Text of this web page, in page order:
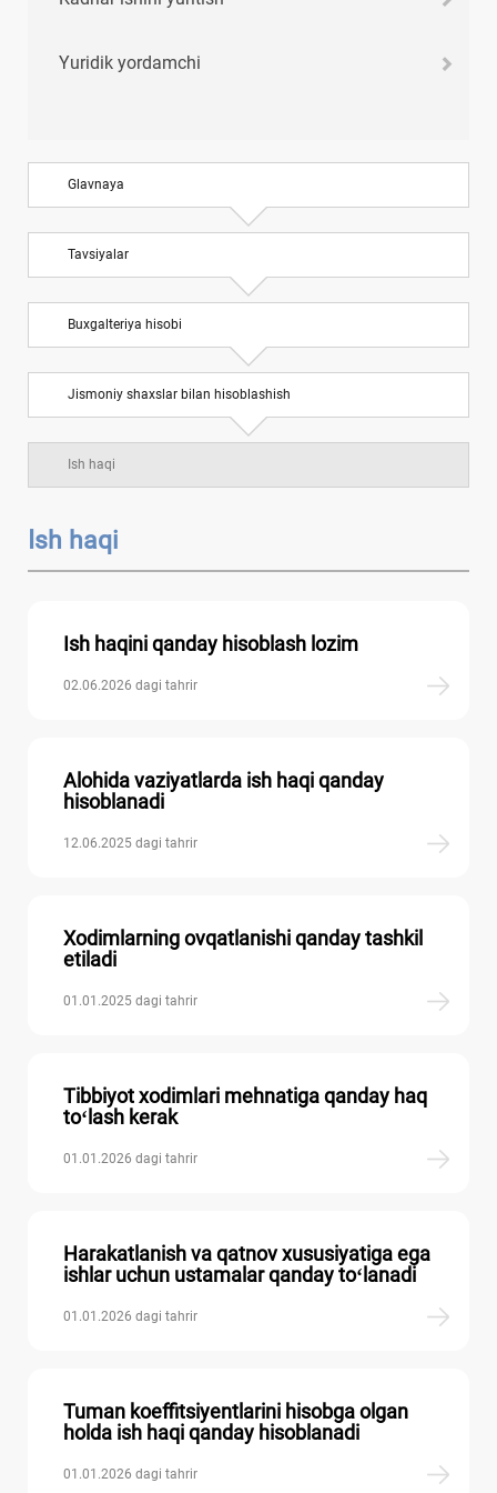
Yuridik yordamchi
Glavnaya
Tavsiyalar
Buхgalteriya hisobi
Jismoniy shaхslar bilan hisoblashish
Ish haqi
Ish haqi
Ish haqini qanday hisoblash lozim
02.06.2026 dagi tahrir
Alohida vaziyatlarda ish haqi qanday
hisoblanadi
12.06.2025 dagi tahrir
Xodimlarning ovqatlanishi qanday tashkil
etiladi
01.01.2025 dagi tahrir
Tibbiyot хodimlari mehnatiga qanday haq
toʻlash kerak
01.01.2026 dagi tahrir
Harakatlanish va qatnov хususiyatiga ega
ishlar uchun ustamalar qanday toʻlanadi
01.01.2026 dagi tahrir
Tuman koeffitsiyentlarini hisobga olgan
holda ish haqi qanday hisoblanadi
01.01.2026 dagi tahrir